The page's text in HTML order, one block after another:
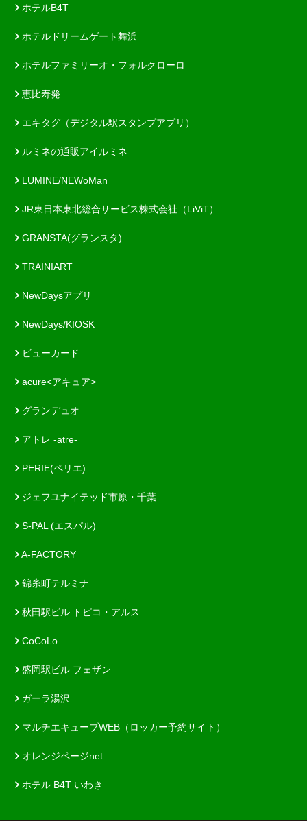
ホテルB4T
ホテルドリームゲート舞浜
ホテルファミリーオ・フォルクローロ
恵比寿発
エキタグ（デジタル駅スタンプアプリ）
ルミネの通販アイルミネ
LUMINE/NEWoMan
JR東日本東北総合サービス株式会社（LiViT）
GRANSTA(グランスタ)
TRAINIART
NewDaysアプリ
NewDays/KIOSK
ビューカード
acure<アキュア>
グランデュオ
アトレ -atre-
PERIE(ペリエ)
ジェフユナイテッド市原・千葉
S-PAL (エスパル)
A-FACTORY
錦糸町テルミナ
秋田駅ビル トピコ・アルス
CoCoLo
盛岡駅ビル フェザン
ガーラ湯沢
マルチエキューブWEB（ロッカー予約サイト）
オレンジページnet
ホテル B4T いわき